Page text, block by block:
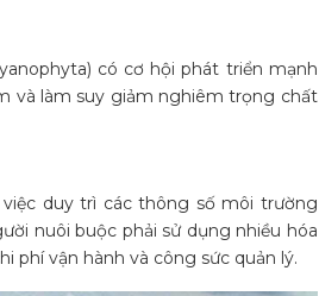
có cơ hội phát triển mạnh
và làm suy giảm nghiêm trọng chất
duy trì các thông số môi trường
nuôi buộc phải sử dụng nhiều hóa
phí vận hành và công sức quản lý.